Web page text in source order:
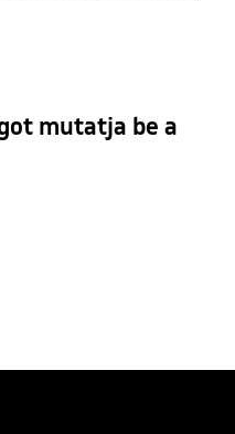
mutatja be a